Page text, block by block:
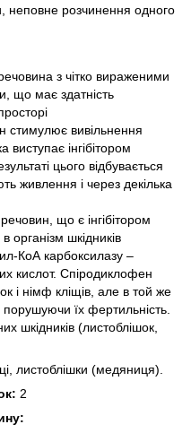
неповне розчинення одного
з чітко вираженими
що має здатність
стимулює вивільнення
інгібітором
цього відбувається
живлення і через декілька
що є інгібітором
організм шкідників
КоА карбоксилазу –
кислот. Спіродиклофен
і німф кліщів, але в той же
їх фертильність.
шкідників (листоблішок,
листоблішки (медяниця).
2